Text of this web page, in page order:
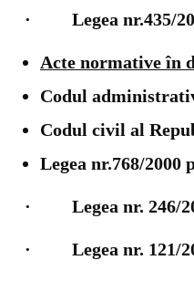
· Legea nr.435/
Acte normative în
Codul
Codul civil al
Legea nr.768/
· Legea nr. 246/
· Legea nr. 121/